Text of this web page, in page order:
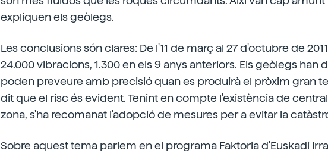
expliquen els geòlegs.
Les conclusions són clares: De l'11 de març al 27 d'octubre de
24.000 vibracions, 1.300 en els 9 anys anteriors. Els geòlegs han
poden preveure amb precisió quan es produirà el pròxim gran
dit que el risc és evident. Tenint en compte l'existència de
zona, s'ha recomanat l'adopció de mesures per a evitar la
Sobre aquest tema parlem en el programa Faktoria d'Euskadi